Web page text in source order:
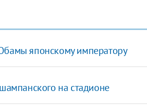
японскому императору
на стадионе